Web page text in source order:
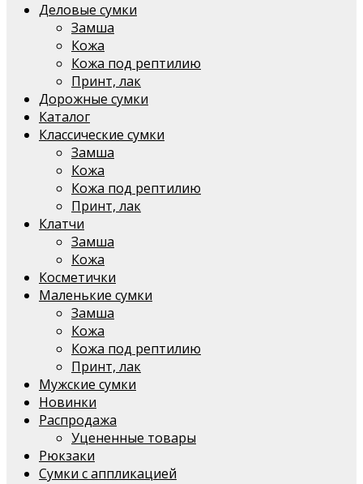
Деловые сумки
Замша
Кожа
Кожа под рептилию
Принт, лак
Дорожные сумки
Каталог
Классические сумки
Замша
Кожа
Кожа под рептилию
Принт, лак
Клатчи
Замша
Кожа
Косметички
Маленькие сумки
Замша
Кожа
Кожа под рептилию
Принт, лак
Мужские сумки
Новинки
Распродажа
Уцененные товары
Рюкзаки
Сумки с аппликацией